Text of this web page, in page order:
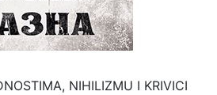
NIHILIZMU I KRIVICI